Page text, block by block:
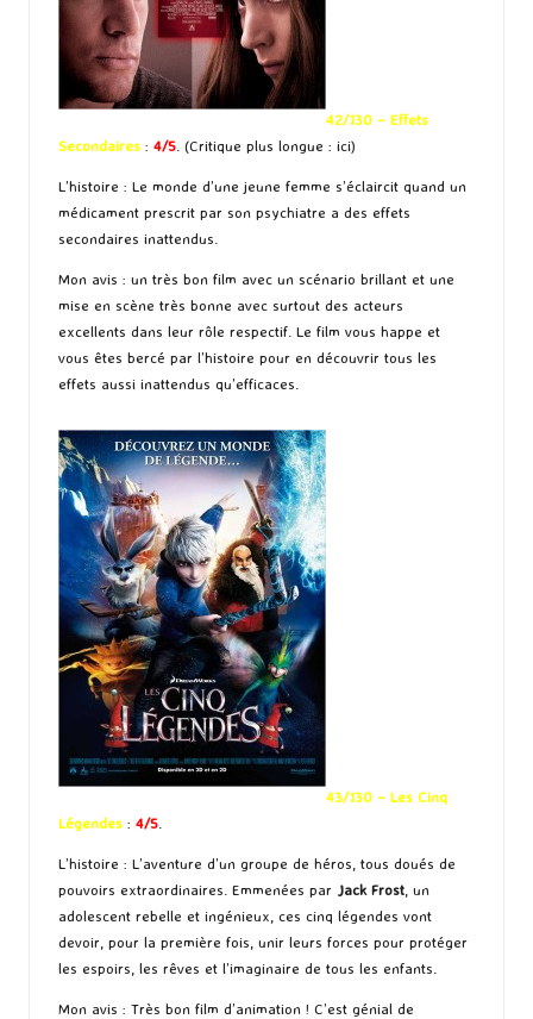
42/130 – Effets
Secondaires : 4/5. (Critique plus longue : ici)
L’histoire : Le monde d’une jeune femme s’éclaircit quand un
médicament prescrit par son psychiatre a des effets
secondaires inattendus.
Mon avis : un très bon film avec un scénario brillant et une
mise en scène très bonne avec surtout des acteurs
excellents dans leur rôle respectif. Le film vous happe et
vous êtes bercé par l’histoire pour en découvrir tous les
effets aussi inattendus qu’efficaces.
43/130 – Les Cinq
Légendes : 4/5.
L’histoire : L’aventure d’un groupe de héros, tous doués de
pouvoirs extraordinaires. Emmenées par Jack Frost, un
adolescent rebelle et ingénieux, ces cinq légendes vont
devoir, pour la première fois, unir leurs forces pour protéger
les espoirs, les rêves et l’imaginaire de tous les enfants.
Mon avis : Très bon film d’animation ! C’est génial de